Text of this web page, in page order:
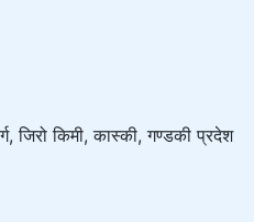
जिरो किमी, कास्की, गण्डकी प्रदेश